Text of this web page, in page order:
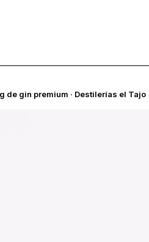
de gin premium · Destilerías el Tajo